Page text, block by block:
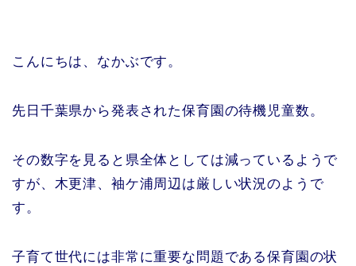
こんにちは、なかぶです。
先日千葉県から発表された保育園の待機児童数。
その数字を見ると県全体としては減っているようで
すが、木更津、袖ケ浦周辺は厳しい状況のようで
す。
子育て世代には非常に重要な問題である保育園の状